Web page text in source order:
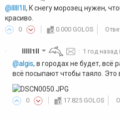
@lllll1ll , К снегу морозец нужен,
красиво.
0 0.000 GOLOS
· lllll1ll · 1 год назад
@algis, в городах не будет, всё
всё посыпают чтобы таяло. Это
0 17.825 GOLOS